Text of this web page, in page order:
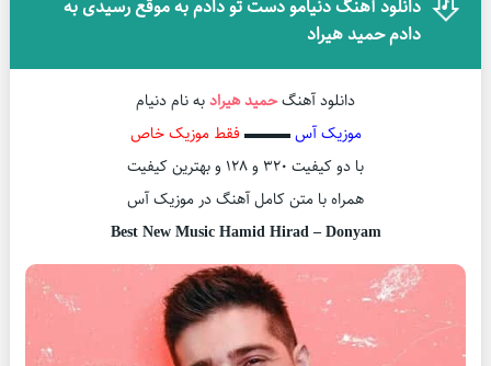
دانلود آهنگ دنیامو دست تو دادم به موقع رسیدی به
دادم حمید هیراد
دانلود آهنگحمید هیرادبه نام دنیام
موزیک آس▬▬▬ فقط موزیک خاص
با دو کیفیت ۳۲۰ و ۱۲۸ و بهترین کیفیت
همراه با متن کامل آهنگ در موزیک آس
Best New Music Hamid Hirad – Donyam